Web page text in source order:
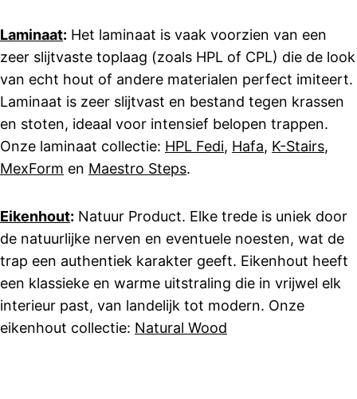
Laminaat: Het laminaat is vaak voorzien van een
zeer slijtvaste toplaag (zoals HPL of CPL) die de look
van echt hout of andere materialen perfect imiteert.
Laminaat is zeer slijtvast en bestand tegen krassen
en stoten, ideaal voor intensief belopen trappen.
Onze laminaat collectie: HPL Fedi, Hafa, K-Stairs,
MexForm en Maestro Steps.
Eikenhout: Natuur Product. Elke trede is uniek door
de natuurlijke nerven en eventuele noesten, wat de
trap een authentiek karakter geeft. Eikenhout heeft
een klassieke en warme uitstraling die in vrijwel elk
interieur past, van landelijk tot modern. Onze
eikenhout collectie: Natural Wood